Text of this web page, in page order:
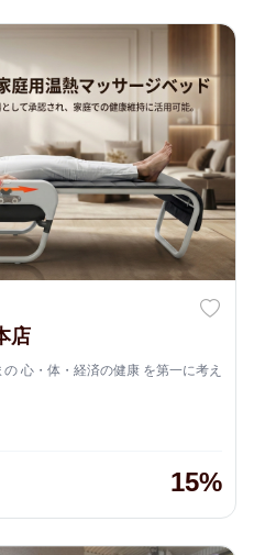
店
心・体・経済の健康 を第一に考え
通じて、心と体のバランスを整
ています。
15%